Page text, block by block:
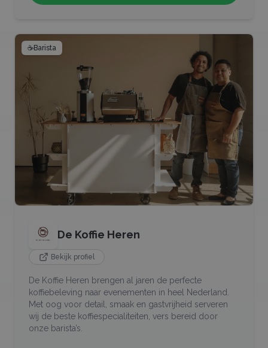
☕Barista
De Koffie Heren
Bekijk profiel
De Koffie Heren brengen al jaren de perfecte
koffiebeleving naar evenementen in heel Nederland.
Met oog voor detail, smaak en gastvrijheid serveren
wij de beste koffiespecialiteiten, vers bereid door
onze barista’s.